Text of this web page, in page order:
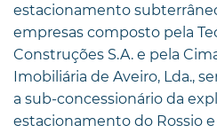
estacionamento
empresas composto pela
Construções S.A. e pela
Imobiliária de Aveiro, Lda.,
a sub-concessionário da
estacionamento do Rossio